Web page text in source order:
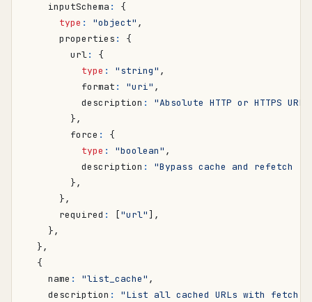
inputSchema :
{
type : "object" ,
properties :
{
url:
{
type : "string" ,
format : "uri" ,
description :
"Absolute HTTP or HTTPS
},
force :
{
type : "boolean" ,
description :
"Bypass cache and refetch
},
},
required : ["url"],
},
},
{
name : "list_cache" ,
description :
"List all cached URLs with fetch